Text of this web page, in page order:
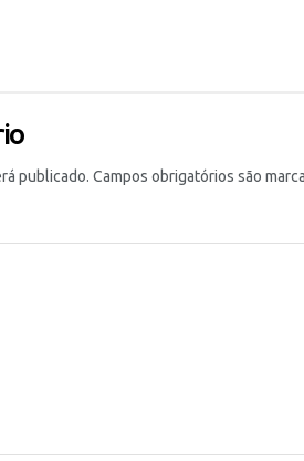
publicado. Campos obrigatórios são